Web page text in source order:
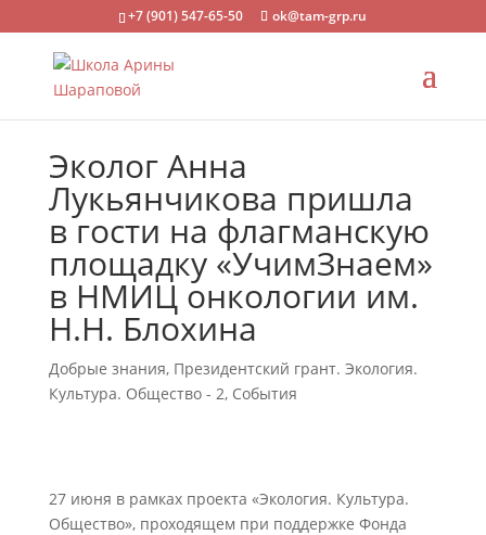
+7 (901) 547-65-50 ok@tam-grp.ru
Эколог Анна
Лукьянчикова пришла
в гости на флагманскую
площадку «УчимЗнаем»
в НМИЦ онкологии им.
Н.Н. Блохина
Добрые знания, Президентский грант. Экология.
Культура. Общество - 2, События
27 июня в рамках проекта «Экология. Культура.
Общество», проходящем при поддержке Фонда